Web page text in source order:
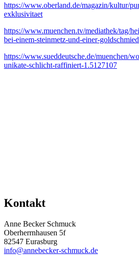
https://www.oberland.de/magazin/kultur/
exklusivitaet
https://www.muenchen.tv/mediathek/tag/
bei-einem-steinmetz-und-einer-
https://www.sueddeutsche.de/muenchen/
unikate-schlicht-raffiniert-1.5127107
Kontakt
Anne Becker Schmuck
Oberherrnhausen 5f
82547 Eurasburg
info@annebecker-schmuck.de